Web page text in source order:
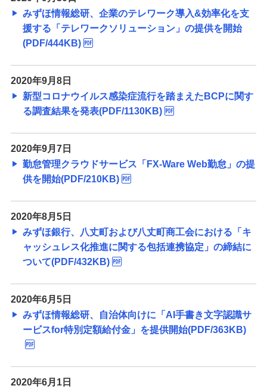
みずほ情報総研、企業のテレワーク導入&効率化を支
援する「テレワークソリューション」の提供を開始
(PDF/444KB)
2020年9月8日
新型コロナウイルス感染症流行を踏まえたBCPに関す
る調査結果を発表(PDF/1130KB)
2020年9月7日
勤怠管理クラウドサービス「FX-Ware Web勤怠」の提
供を開始(PDF/210KB)
2020年8月5日
みずほ銀行、八丈町および八丈町商工会における「キ
ャッシュレス化推進に関する包括連携協定」の締結に
ついて(PDF/432KB)
2020年6月5日
みずほ情報総研、自治体向けに「AI手書き文字認識サ
ービスfor特別定額給付金」を提供開始(PDF/363KB)
2020年6月1日